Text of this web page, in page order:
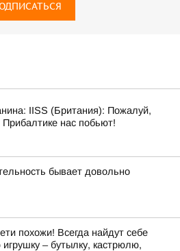
IISS (Британия): Пожалуй,
Прибалтике нас побьют!
бывает довольно
похожи! Всегда найдут себе
игрушку – бутылку, кастрюлю,